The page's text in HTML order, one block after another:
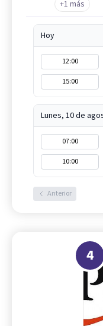
+1 más
Hoy
12:00
15:00
Lunes, 10 de
07:00
10:00
Anterior
4